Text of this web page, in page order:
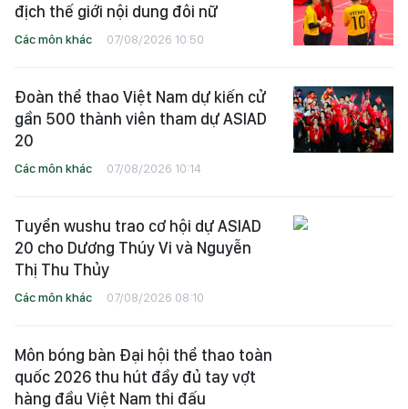
địch thế giới nội dung đôi nữ
Các môn khác 07/08/2026 10:50
Đoàn thể thao Việt Nam dự kiến cử
gần 500 thành viên tham dự ASIAD
20
Các môn khác 07/08/2026 10:14
Tuyển wushu trao cơ hội dự ASIAD
20 cho Dương Thúy Vi và Nguyễn
Thị Thu Thủy
Các môn khác 07/08/2026 08:10
Môn bóng bàn Đại hội thể thao toàn
quốc 2026 thu hút đầy đủ tay vợt
hàng đầu Việt Nam thi đấu